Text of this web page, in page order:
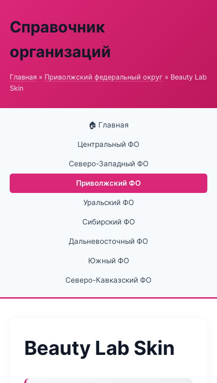
Справочник
организаций
Главная » Приволжский федеральный округ » Beauty Lab
Skin
🏠 Главная
Центральный ФО
Северо-Западный ФО
Приволжский ФО
Уральский ФО
Сибирский ФО
Дальневосточный ФО
Южный ФО
Северо-Кавказский ФО
Beauty Lab Skin